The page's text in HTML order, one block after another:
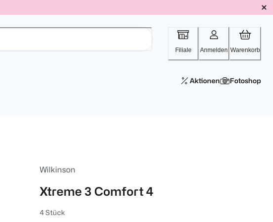
Filiale Anmelden Warenkorb
Aktionen Fotoshop
Wilkinson
Xtreme 3 Comfort 4
4 Stück